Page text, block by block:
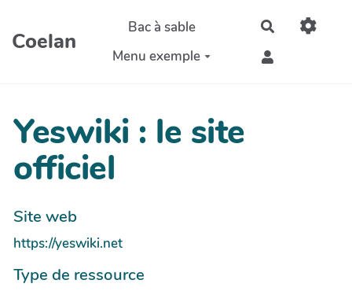
Aller au contenu principal
Coelan
Bac à sable
Menu exemple
Rechercher
Yeswiki : le site
officiel
Site web
https://yeswiki.net
Type de ressource